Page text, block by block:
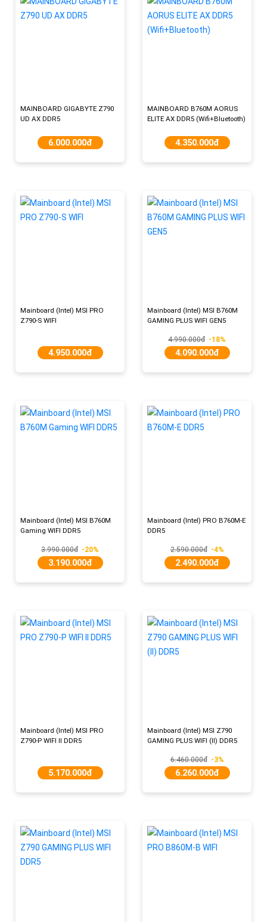
MAINBOARD GIGABYTE Z790
UD AX​ DDR5
6.000.000đ
MAINBOARD B760M AORUS
ELITE AX DDR5 (Wifi+Bluetooth)
4.350.000đ
Mainboard (Intel) MSI PRO
Z790-S WIFI
4.950.000đ
Mainboard (Intel) MSI B760M
GAMING PLUS WIFI GEN5
4.990.000đ -18%
4.090.000đ
Mainboard (Intel) MSI B760M
Gaming WIFI DDR5
3.990.000đ -20%
3.190.000đ
Mainboard (Intel) PRO B760M-E
DDR5
2.590.000đ-4%
2.490.000đ
Mainboard (Intel) MSI PRO
Z790-P WIFI II DDR5
5.170.000đ
Mainboard (Intel) MSI Z790
GAMING PLUS WIFI (II) DDR5
6.460.000đ-3%
6.260.000đ